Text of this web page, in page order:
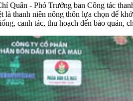
Quân - Phó Trưởng ban Công tác
là thanh niên nông thôn lựa chọn để
canh tác, thu hoạch đến bảo quản,